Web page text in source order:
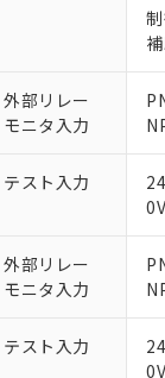
外部リレー
モニタ入力
テスト入力
外部リレー
モニタ入力
テスト入力
ご利用条
以下の条件を
本サービ
くもので
当社制御
在庫状況
のであり
※1 対応状況
対応済み：
対応予定：EU
対応予定なし：
調査・確認中
仕入先様の事情
*EU RoHS指令（10
鉛(Pb) 1000ppm以
六価クロム(Cr(Ⅵ))
フタル酸ビス(2-エ
ル（DBP）
但し、RoHS指令で
フタル酸エステル
※1 中国
「○」：最大均
「×」：最大均
「－」：未確認
Pb(鉛) :1000ppm、
Cr(Ⅵ)(六価クロム) :
当社は、
う）を輸
などの必
当社は規
記